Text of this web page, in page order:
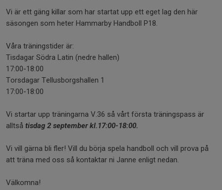
Vi är ett gäng killar som har startat upp ett eget lag den här
säsongen som heter Hammarby Handboll P18.
Våra träningstider är:
Tisdagar Södra Latin (nedre hallen)
17:00-18:00
Torsdagar Tellusborgshallen 1
17:00-18:00
Vi startar upp träningarna V.36 så vårt första träningspass är
alltså tisdag 2 september kl.17:00-18:00.
Vi vill gärna bli fler! Vill du börja spela handboll och vill prova på
att träna med oss så kontaktar ni Janne enligt nedan.
Välkomna!